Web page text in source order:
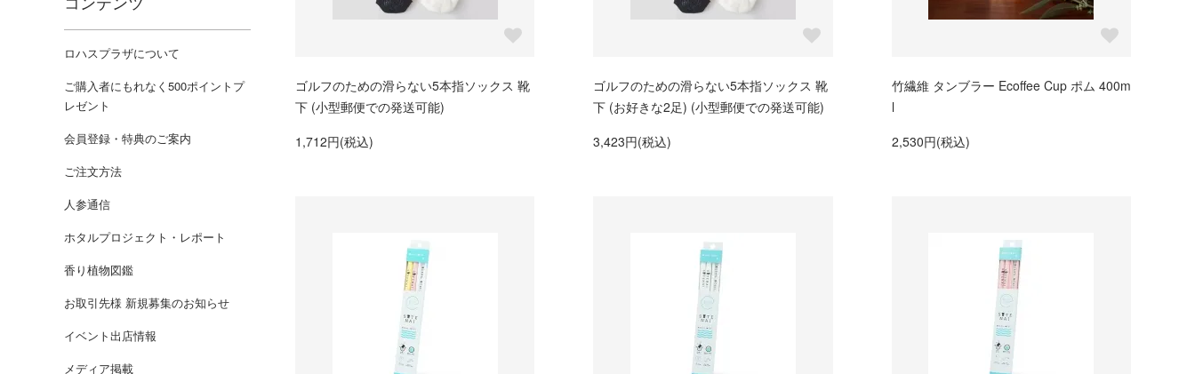
ゴルフのための滑らない5本指ソックス 靴
下 (小型郵便での発送可能)
1,712円(税込)
ゴルフのための滑らない5本指ソックス 靴
下 (お好きな2足) (小型郵便での発送可能)
3,423円(税込)
竹繊維 タンブラー Ecoffee Cup ポム 400m
l
2,530円(税込)
ロハスプラザについて
ご購入者にもれなく500ポイントプ
レゼント
会員登録・特典のご案内
ご注文方法
人参通信
ホタルプロジェクト・レポート
香り植物図鑑
お取引先様 新規募集のお知らせ
イベント出店情報
メディア掲載